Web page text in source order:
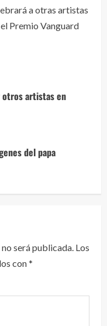
a otras artistas
Premio Vanguard
otros artistas en
del papa
será publicada. Los
con*